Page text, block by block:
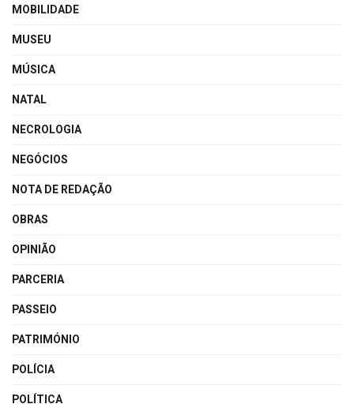
MOBILIDADE
MUSEU
MÚSICA
NATAL
NECROLOGIA
NEGÓCIOS
NOTA DE REDAÇÃO
OBRAS
OPINIÃO
PARCERIA
PASSEIO
PATRIMÓNIO
POLÍCIA
POLÍTICA